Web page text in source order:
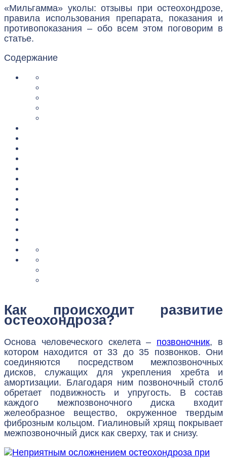
«Мильгамма» уколы: отзывы при остеохондрозе,
правила использования препарата, показания и
противопоказания – обо всем этом поговорим в
статье.
Содержание
Как происходит развитие
остеохондроза?
Основа человеческого скелета – позвоночник, в
котором находится от 33 до 35 позвонков. Они
соединяются посредством межпозвоночных
дисков, служащих для укрепления хребта и
амортизации. Благодаря ним позвоночный столб
обретает подвижность и упругость. В состав
каждого межпозвоночного диска входит
желеобразное вещество, окруженное твердым
фиброзным кольцом. Гиалиновый хрящ покрывает
межпозвоночный диск как сверху, так и снизу.